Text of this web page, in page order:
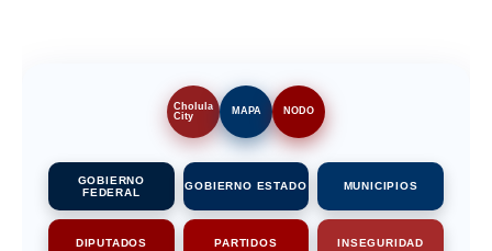
Cholula
City
MAPA NODO
GOBIERNO
FEDERAL
GOBIERNO ESTADO MUNICIPIOS
DIPUTADOS PARTIDOS INSEGURIDAD